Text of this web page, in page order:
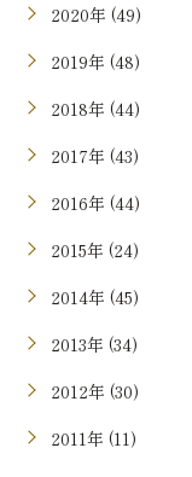
2020年 (49)
2019年 (48)
2018年 (44)
2017年 (43)
2016年 (44)
2015年 (24)
2014年 (45)
2013年 (34)
2012年 (30)
2011年 (11)